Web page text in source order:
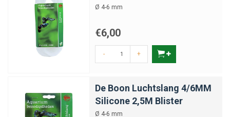
Ø 4-6 mm
€6,00
- +
De Boon Luchtslang 4/6MM
Silicone 2,5M Blister
Ø 4-6 mm